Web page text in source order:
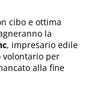
cibo e ottima
la
, impresario edile
volontario per
alla fine